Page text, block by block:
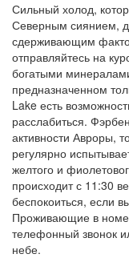
Сильный холод,
Северным сиянием,
сдерживающим
отправляйтесь на
богатыми
предназначенном
Lake есть
расслабиться.
активности Авроры,
регулярно
желтого и
происходит с 11:30
беспокоиться, если
Проживающие в
телефонный звонок
небе.